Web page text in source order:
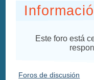
Este foro está
Foros de discusión